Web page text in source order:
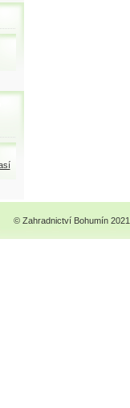
© Zahradnictví Bohumín